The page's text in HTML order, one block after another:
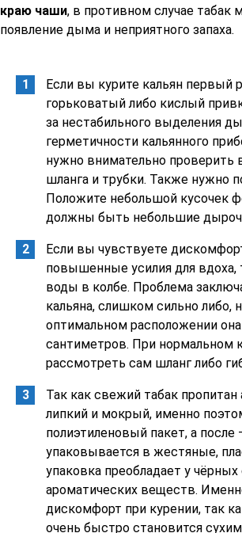
краю чаши, в противном случае табак
появление дыма и неприятного запаха.
Если вы курите кальян первый
горьковатый либо кислый
за нестабильного выделения
герметичности кальянного
нужно внимательно проверить
шланга и трубки. Также нужно
Положите небольшой кусочек
должны быть небольшие
Если вы чувствуете
повышенные усилия для вдоха,
воды в колбе. Проблема
кальяна, слишком сильно либо,
оптимальном расположении
сантиметров. При нормальном
рассмотреть сам шланг либо
Так как свежий табак
липкий и мокрый, именно
полиэтиленовый пакет, а
упаковывается в жестяные,
упаковка преобладает у
ароматических веществ.
дискомфорт при курении, так
очень быстро становится